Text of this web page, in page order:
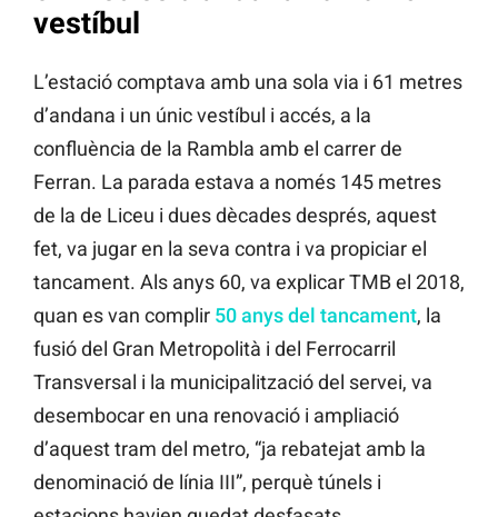
vestíbul
L’estació comptava amb una sola via i 61 metres
d’andana i un únic vestíbul i accés, a la
confluència de la Rambla amb el carrer de
Ferran. La parada estava a només 145 metres
de la de Liceu i dues dècades després, aquest
fet, va jugar en la seva contra i va propiciar el
tancament. Als anys 60, va explicar TMB el 2018,
quan es van complir 50 anys del tancament, la
fusió del Gran Metropolità i del Ferrocarril
Transversal i la municipalització del servei, va
desembocar en una renovació i ampliació
d’aquest tram del metro, “ja rebatejat amb la
denominació de línia III”, perquè túnels i